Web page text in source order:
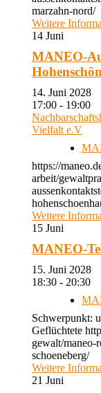
marzahn-nord/
Weitere
14 Juni
MANEO-
14. Juni 2028
17:00 - 19:00
Vielfalt e.V
https://
arbeit/
Weitere
15 Juni
MANEO-
15. Juni 2028
18:30 - 20:30
Schwerpunkt:
Geflüchtete
gewalt/maneo-
schoeneberg/
Weitere
21 Juni